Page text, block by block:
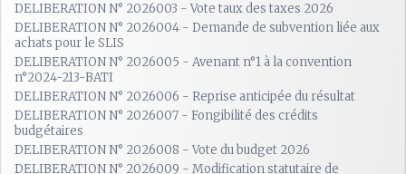
DELIBERATION N° 2026003 - Vote taux des taxes 2026
DELIBERATION N° 2026004 - Demande de subvention liée aux
achats pour le SLIS
DELIBERATION N° 2026005 - Avenant n°1 à la convention
n°2024-213-BATI
DELIBERATION N° 2026006 - Reprise anticipée du résultat
DELIBERATION N° 2026007 - Fongibilité des crédits
budgétaires
DELIBERATION N° 2026008 - Vote du budget 2026
DELIBERATION N° 2026009 - Modification statutaire de